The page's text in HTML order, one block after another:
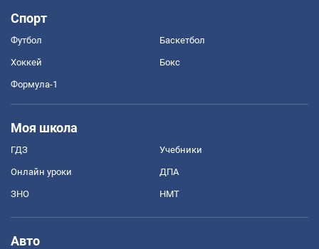
Спорт
Футбол Баскетбол
Хоккей Бокс
Формула-1
Моя школа
ГДЗ Учебники
Онлайн уроки ДПА
ЗНО НМТ
Авто